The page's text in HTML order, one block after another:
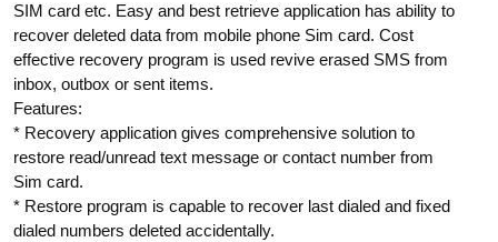
SIM card etc. Easy and best retrieve application has ability to
recover deleted data from mobile phone Sim card. Cost
effective recovery program is used revive erased SMS from
inbox, outbox or sent items.
Features:
* Recovery application gives comprehensive solution to
restore read/unread text message or contact number from
Sim card.
* Restore program is capable to recover last dialed and fixed
dialed numbers deleted accidentally.